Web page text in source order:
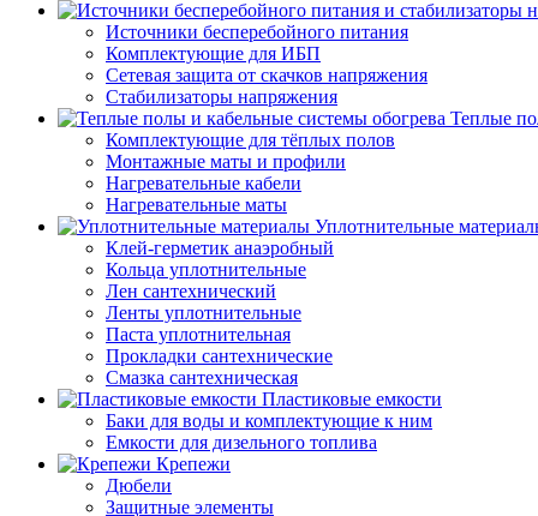
Источники бесперебойного питания
Комплектующие для ИБП
Сетевая защита от скачков напряжения
Стабилизаторы напряжения
Теплые
Комплектующие для тёплых полов
Монтажные маты и профили
Нагревательные кабели
Нагревательные маты
Уплотнительные
Клей-герметик анаэробный
Кольца уплотнительные
Лен сантехнический
Ленты уплотнительные
Паста уплотнительная
Прокладки сантехнические
Смазка сантехническая
Пластиковые емкости
Баки для воды и комплектующие к ним
Емкости для дизельного топлива
Крепежи
Дюбели
Защитные элементы